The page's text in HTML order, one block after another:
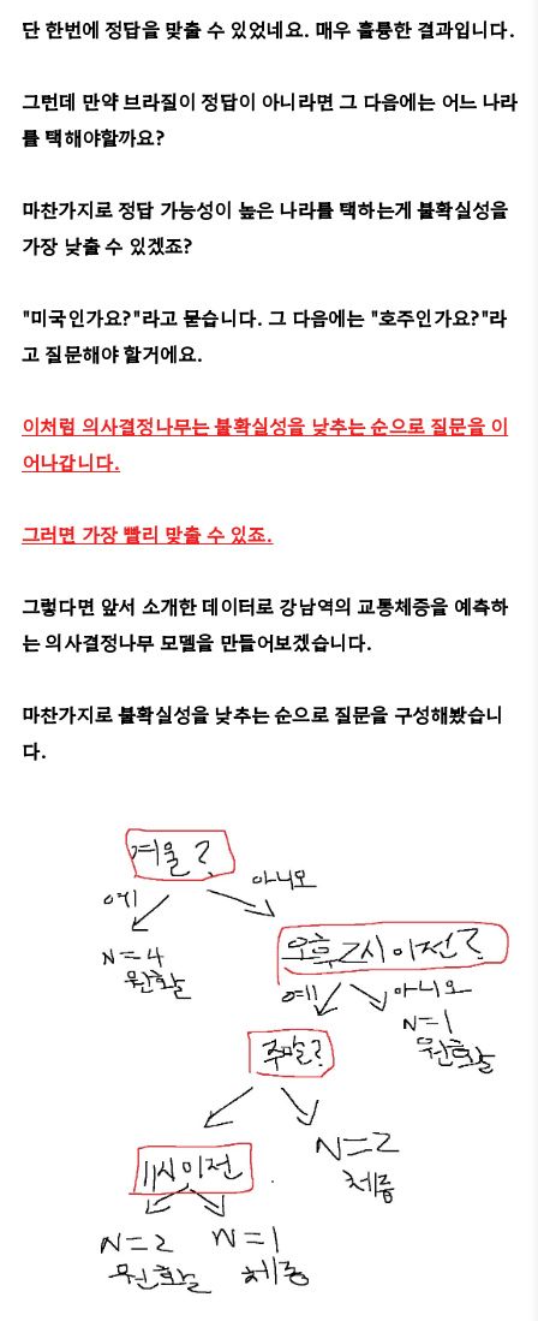
단 한번에 정답을 맞출 수 있었네요. 매우 훌륭한 결과입니다.
그런데 만약 브라질이 정답이 아니라면 그 다음에는 어느 나라
를 택해야할까요?
마찬가지로 정답 가능성이 높은 나라를 택하는게 불확실성을
가장 낮출 수 있겠죠?
"미국인가요?"라고 묻습니다. 그 다음에는 "호주인가요?"라
고 질문해야 할거에요.
이처럼 의사결정나무는 불확실성을 낮추는 순으로 질문을 이
어나갑니다.
그러면 가장 빨리 맞출 수 있죠.
그렇다면 앞서 소개한 데이터로 강남역의 교통체증을 예측하
는 의사결정나무 모델을 만들어보겠습니다.
마찬가지로 불확실성을 낮추는 순으로 질문을 구성해봤습니
다.